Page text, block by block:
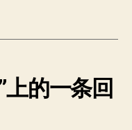
的一条回